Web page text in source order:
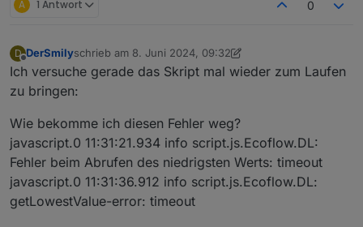
A 1 Antwort 0
D DerSmilyschrieb am 8. Juni 2024, 09:32
zuletzt editiert von DerSmily6. Aug. 2024, 11:32
Ich versuche gerade das Skript mal wieder zum Laufen
zu bringen:
Wie bekomme ich diesen Fehler weg?
javascript.0 11:31:21.934 info script.js.Ecoflow.DL:
Fehler beim Abrufen des niedrigsten Werts: timeout
javascript.0 11:31:36.912 info script.js.Ecoflow.DL:
getLowestValue-error: timeout